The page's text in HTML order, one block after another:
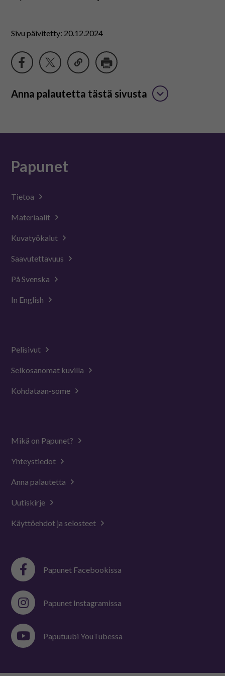
Sivu päivitetty: 20.12.2024
Anna palautetta tästä sivusta
Papunet
Tietoa
Materiaalit
Kuvatyökalut
Saavutettavuus
På Svenska
In English
Pelisivut
Selkosanomat kuvilla
Kohdataan-some
Mikä on Papunet?
Yhteystiedot
Anna palautetta
Uutiskirje
Käyttöehdot ja selosteet
Papunet Facebookissa
Papunet Instagramissa
Paputuubi YouTubessa